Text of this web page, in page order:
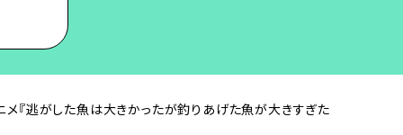
『逃がした魚は大きかったが釣りあげた魚が大きすぎた